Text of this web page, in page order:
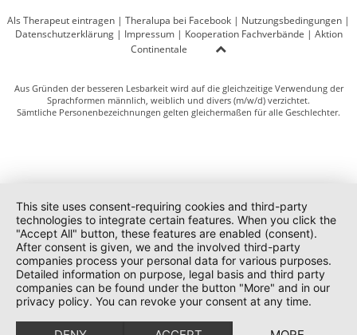
Als Therapeut eintragen | Theralupa bei Facebook | Nutzungsbedingungen |
Datenschutzerklärung| Impressum| Kooperation Fachverbände | Aktion
Continentale
Aus Gründen der besseren Lesbarkeit wird auf die gleichzeitige Verwendung der
Sprachformen männlich, weiblich und divers (m/w/d) verzichtet.
Sämtliche Personenbezeichnungen gelten gleichermaßen für alle Geschlechter.
This site uses consent-requiring cookies and third-party
technologies to integrate certain features. When you click the
"Accept All" button, these features are enabled (consent).
After consent is given, we and the involved third-party
companies process your personal data for various purposes.
Detailed information on purpose, legal basis and third party
companies can be found under the button "More" and in our
privacy policy. You can revoke your consent at any time.